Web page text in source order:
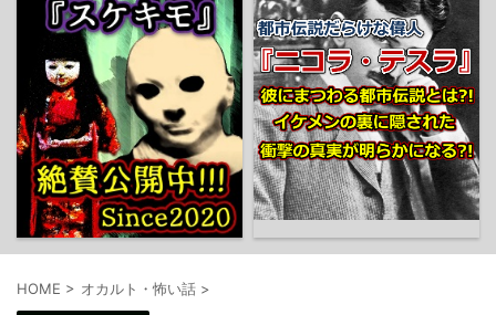
HOME > オカルト・怖い話 >